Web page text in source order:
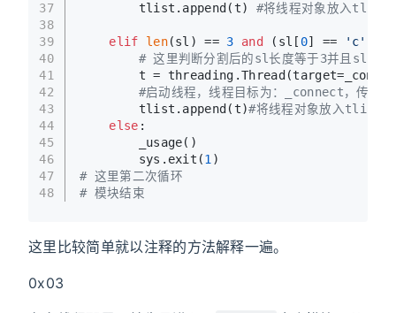
37
38
39
40
41
42
43
44
45
46
47
48
        tlist.append(t)
#将线程对象放入tlist
elif len(sl) == 3 and (sl[ 0] == 'c'
# 这里判断分割后的sl长度等于3并且sl[0]
t =
#启动线程，线程目标为：_connect，
        tlist.append(t)
#将线程对象放入tlist中
else :
        _usage()
        sys.exit(
1 )
# 这里第二次循环
# 模块结束
这里比较简单就以注释的方法解释一遍。
0x03